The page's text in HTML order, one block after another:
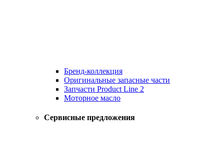
Бренд-коллекция
Оригинальные запасные части
Запчасти Product Line 2
Моторное масло
Сервисные предложения